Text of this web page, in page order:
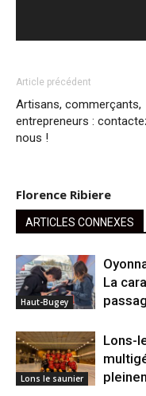
Article précédent
Artisans, commerçants,
entrepreneurs :
nous !
Florence Ribiere
ARTICLES CONNEXES
Haut-Bugey
La
Lons le saunier
Lons-